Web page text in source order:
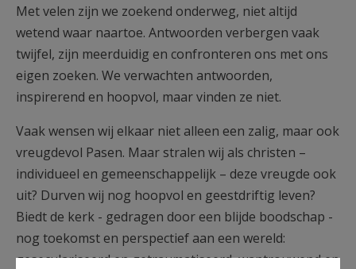
Met velen zijn we zoekend onderweg, niet altijd
wetend waar naartoe. Antwoorden verbergen vaak
twijfel, zijn meerduidig en confronteren ons met ons
eigen zoeken. We verwachten antwoorden,
inspirerend en hoopvol, maar vinden ze niet.
Vaak wensen wij elkaar niet alleen een zalig, maar ook
vreugdevol Pasen. Maar stralen wij als christen –
individueel en gemeenschappelijk – deze vreugde ook
uit? Durven wij nog hoopvol en geestdriftig leven?
Biedt de kerk - gedragen door een blijde boodschap -
nog toekomst en perspectief aan een wereld:
geseculariseerd en getraumatiseerd, wantrouwend en